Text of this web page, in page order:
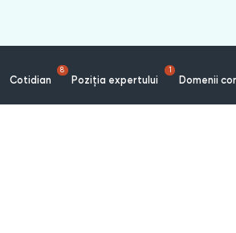
Cotidian
8
Poziția expertului
1
Domenii